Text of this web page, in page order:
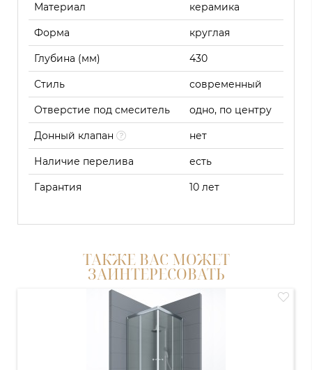
Материал керамика
Форма круглая
Глубина (мм) 430
Стиль современный
Отверстие под смеситель одно, по центру
Донный клапан нет
Наличие перелива есть
Гарантия 10 лет
ТАКЖЕ ВАС МОЖЕТ
ЗАИНТЕРЕСОВАТЬ